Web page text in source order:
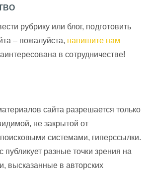
рубрику или блог, подготовить
– пожалуйста, напишите нам
в сотрудничестве!
сайта разрешается только
не закрытой от
системами, гиперссылки.
разные точки зрения на
высказанные в авторских